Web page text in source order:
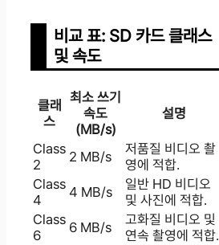
비교 표: SD 카드 클래스
및 속도
클래
스
최소 쓰기
속도
(MB/s)
설명
Class
2
2 MB/s
저품질 비디오 촬
영에 적합.
Class
4
4 MB/s
일반 HD 비디오
및 사진에 적합.
Class
6
6 MB/s
고화질 비디오 및
연속 촬영에 적합.